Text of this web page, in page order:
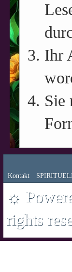
Ihr
Sie
Kontakt
☼
rights